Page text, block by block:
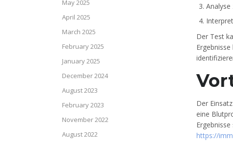
Der Test
Der
eine
https://
May 2025
April 2025
March 2025
February 2025
January 2025
December 2024
August 2023
February 2023
November 2022
August 2022